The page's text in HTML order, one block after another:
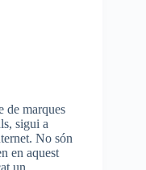
de marques
sigui a
No són
en aquest
un…